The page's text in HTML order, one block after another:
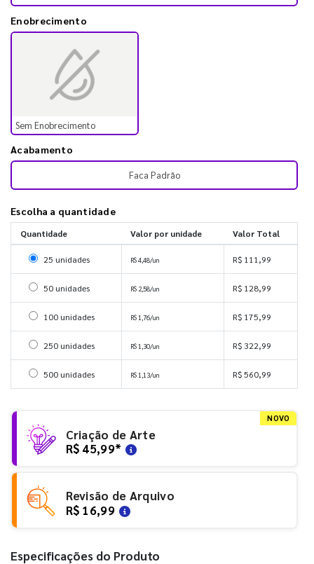
Enobrecimento
Sem Enobrecimento
Acabamento
Faca Padrão
Escolha a quantidade
Quantidade Valor por unidade Valor Total
Selecionar 25 unidades
25 unidades R$ 4,48/un R$ 111,99
Selecionar 50 unidades
50 unidades R$ 2,58/un R$ 128,99
Selecionar 100 unidades
100 unidades R$ 1,76/un R$ 175,99
Selecionar 250 unidades
250 unidades R$ 1,30/un R$ 322,99
Selecionar 500 unidades
500 unidades R$ 1,13/un R$ 560,99
NOVO
Criação de Arte
R$ 45,99*
Revisão de Arquivo
R$ 16,99
Especificações do Produto